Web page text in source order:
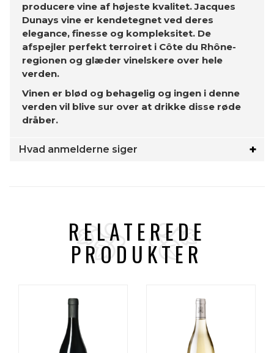
producere vine af højeste kvalitet. Jacques
Dunays vine er kendetegnet ved deres
elegance, finesse og kompleksitet. De
afspejler perfekt terroiret i Côte du Rhône-
regionen og glæder vinelskere over hele
verden.
Vinen er blød og behagelig og ingen i denne
verden vil blive sur over at drikke disse røde
dråber.
Hvad anmelderne siger
RELATEREDE
PRODUKTER